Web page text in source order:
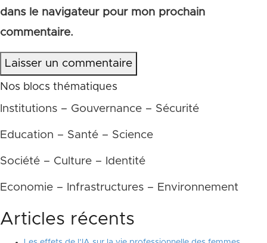
dans le navigateur pour mon prochain
commentaire.
Laisser un commentaire
Nos blocs thématiques
Institutions – Gouvernance – Sécurité
Education – Santé – Science
Société – Culture – Identité
Economie – Infrastructures – Environnement
Articles récents